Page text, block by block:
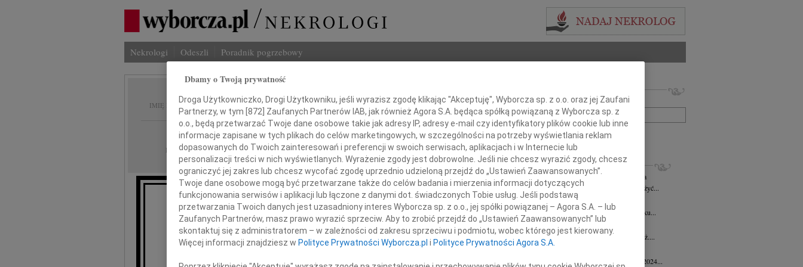
Nekrologi Odeszli Poradnik pogrzebowy
IMIĘ I NAZWISKO: Stanisław Szlapiński
REGION: Zielona Góra
DATA EMISJI: 21.01.2011
Ze smutkiem zawiadamiamy, że 19 stycznia 2011 roku
odszedł od nas mój kochany Mąż, Tatuś, Dziadek i Brat
Imię i nazwisko lub numer ogłoszenia:
+ szukanie zaawansowane
INNE NEKROLOGI
Stanisław Kwapich08.10.2025
Zielona Góra
Nie żyjemy, aby umierać, ale umieramy, aby żyć...
Janina Pełczyńska 04.04.2025
Zawiadamiamy, że w dniu 30 marca 2025 roku...
Wiesław Bielecki
14.02.2024
Dnia 12 lutego 2024 w wieku 82 lat zmarł inż....
Łucja Wontor
Ze smutkiem zawiadamiamy, że 15 stycznia 2024...
Dbamy o Twoją prywatność
Droga Użytkowniczko, Drogi Użytkowniku, jeśli wyrazisz zgodę klikając "Akceptuję", Wyborcza sp. z o.o. oraz jej Zaufani
Partnerzy, w tym [872] Zaufanych Partnerów IAB, jak również Agora S.A. będąca spółką powiązaną z Wyborcza sp. z
o.o., będą przetwarzać Twoje dane osobowe takie jak adresy IP, adresy e-mail czy identyfikatory plików cookie lub inne
informacje zapisane w tych plikach do celów marketingowych, w szczególności na potrzeby wyświetlania reklam
dopasowanych do Twoich zainteresowań i preferencji w swoich serwisach, aplikacjach i w Internecie lub
personalizacji treści w nich wyświetlanych. Wyrażenie zgody jest dobrowolne. Jeśli nie chcesz wyrazić zgody, chcesz
ograniczyć jej zakres lub chcesz wycofać zgodę uprzednio udzieloną przejdź do „Ustawień Zaawansowanych”.
Twoje dane osobowe mogą być przetwarzane także do celów badania i mierzenia informacji dotyczących
funkcjonowania serwisów i aplikacji lub łączone z danymi dot. świadczonych Tobie usług. Jeśli podstawą
przetwarzania Twoich danych jest uzasadniony interes Wyborcza sp. z o.o., jej spółki powiązanej – Agora S.A. – lub
Zaufanych Partnerów, masz prawo wyrazić sprzeciw. Aby to zrobić przejdź do „Ustawień Zaawansowanych” lub
skontaktuj się z administratorem – w zależności od zakresu sprzeciwu i podmiotu, wobec którego jest kierowany.
Więcej informacji znajdziesz w Polityce Prywatności Wyborcza.pl i Polityce Prywatności Agora S.A.